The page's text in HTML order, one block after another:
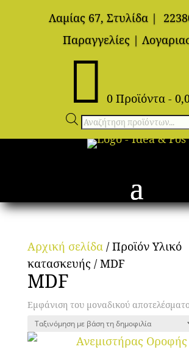
Λαμίας 67, Στυλίδα |
Παραγγελίες |
 0 Προϊόντα -
Αναζήτηση
προϊόντων
Αρχική σελίδα/ Προϊόν Υλικό
κατασκευής / MDF
MDF
Εμφάνιση του μοναδικού